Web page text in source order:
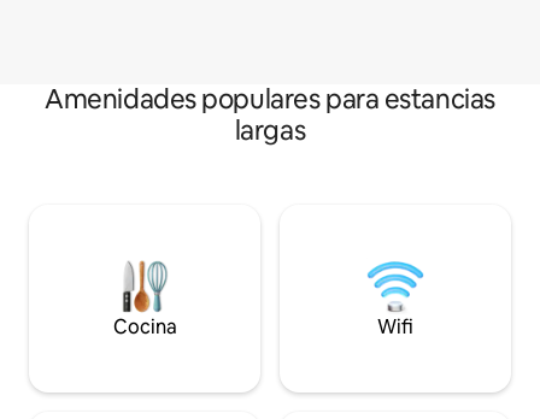
Amenidades populares para estancias
largas
Cocina Wifi